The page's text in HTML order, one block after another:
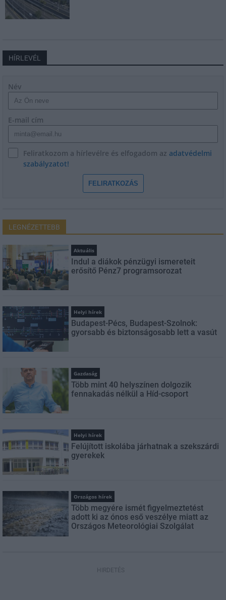
HÍRLEVÉL
Név
E-mail cím
Feliratkozom a hírlevélre és elfogadom az adatvédelmi
szabályzatot!
FELIRATKOZÁS
LEGNÉZETTEBB
Aktuális
Indul a diákok pénzügyi ismereteit
erősítő Pénz7 programsorozat
Helyi hírek
Budapest-Pécs, Budapest-Szolnok:
gyorsabb és biztonságosabb lett a vasút
Gazdaság
Több mint 40 helyszínen dolgozik
fennakadás nélkül a Híd-csoport
Helyi hírek
Felújított iskolába járhatnak a szekszárdi
gyerekek
Országos hírek
Több megyére ismét figyelmeztetést
adott ki az ónos eső veszélye miatt az
Országos Meteorológiai Szolgálat
HIRDETÉS